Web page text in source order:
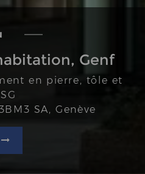
Genf
en pierre, tôle et
SA, Genève
Genf
en pierre, tôle et
SA, Genève